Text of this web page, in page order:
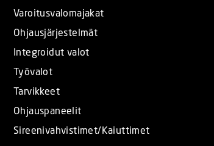
Varoitusvalomajakat
Ohjausjärjestelmät
Integroidut valot
Työvalot
Tarvikkeet
Ohjauspaneelit
Sireenivahvistimet/Kaiuttimet